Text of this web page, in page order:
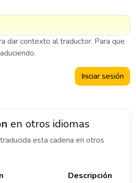
dar contexto al traductor. Para que
Iniciar sesión
en otros idiomas
esta cadena en otros
Descripción